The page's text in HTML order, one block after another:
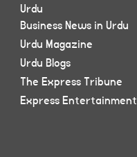
Urdu
Business News in Urdu
Urdu Magazine
Urdu Blogs
The Express Tribune
Express Entertainment